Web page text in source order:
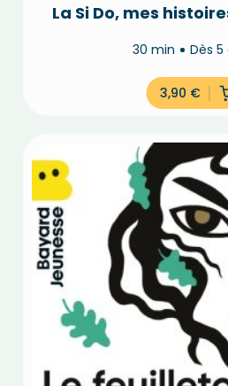
La Si Do, mes
30 min Dès 5
3,90 €